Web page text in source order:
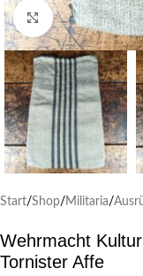
Klick zum
Start/Shop/ Militaria/
Wehrmacht
Tornister Affe